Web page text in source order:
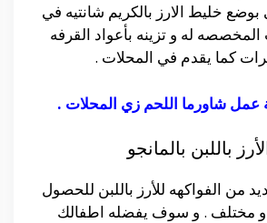
خليط الارز بالكريم شانتيه في
له و تزينه بأعواد القرفه
كما يقدم في المحلات .
عمل شاورما اللحم زي المحلات .
باللبن بالمانجو
من الفواكهه للأرز باللبن للحصول
مختلف . و سوف يفضله اطفالك